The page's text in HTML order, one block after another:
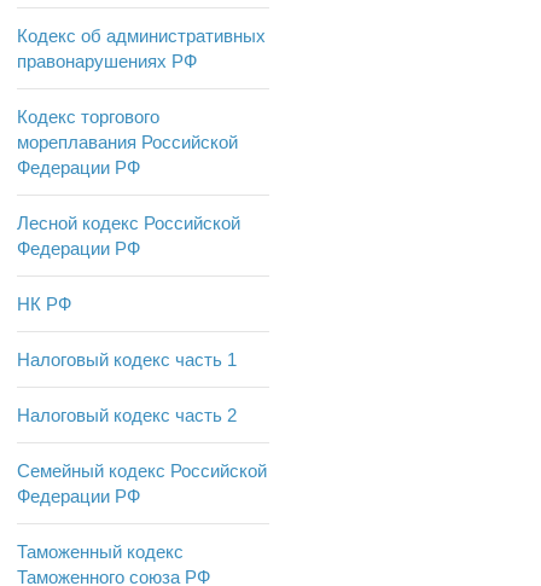
Кодекс об административных
правонарушениях РФ
Кодекс торгового
мореплавания Российской
Федерации РФ
Лесной кодекс Российской
Федерации РФ
НК РФ
Налоговый кодекс часть 1
Налоговый кодекс часть 2
Семейный кодекс Российской
Федерации РФ
Таможенный кодекс
Таможенного союза РФ